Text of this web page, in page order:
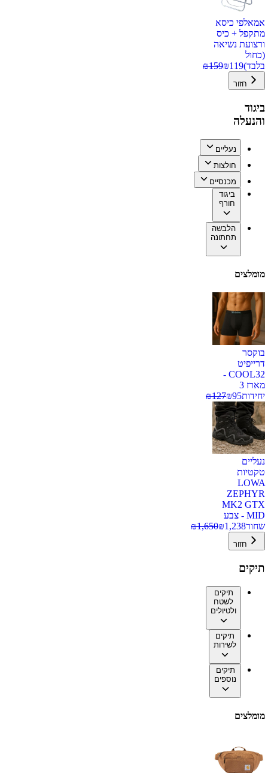
אמאלפי כיסא
מתקפל + כיס
ורצועת נשיאה
(כחול
בלבד)
₪119
₪159
חזור
ביגוד
והנעלה
נעליים
חולצות
מכנסיים
ביגוד
חורף
הלבשה
תחתונה
מומלצים
בוקסר
דרייפיט
COOL32 -
מארז 3
יחידות
₪95
₪127
נעליים
טקטיות
LOWA
ZEPHYR
MK2 GTX
MID - צבע
שחור
₪1,238
₪1,650
חזור
תיקים
תיקים
לשטח
ולטיולים
תיקים
לשירות
תיקים
נוספים
מומלצים